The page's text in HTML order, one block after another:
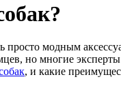
модным
но многие
, и какие